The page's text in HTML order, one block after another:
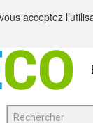
acceptez